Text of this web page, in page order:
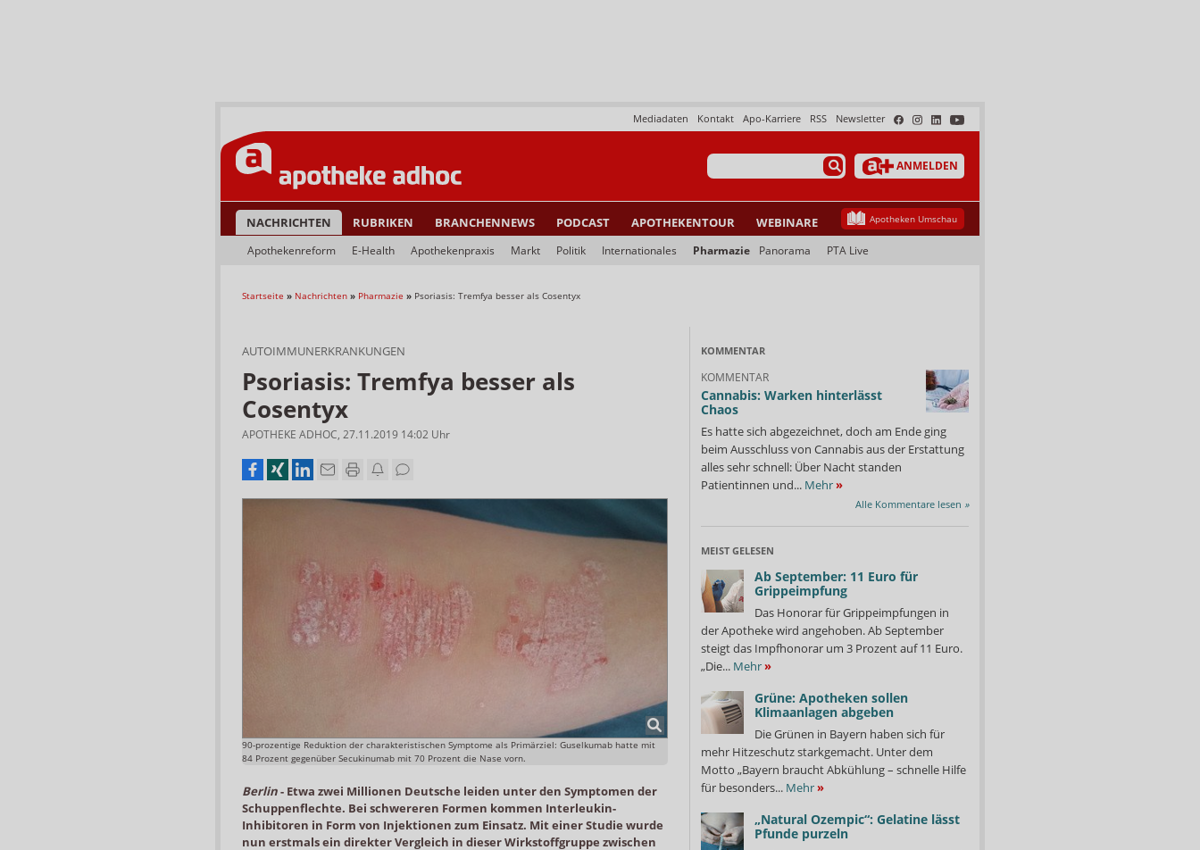
Newsletter
RSS
Apo-Karriere
Kontakt
Mediadaten
ANMELDEN
NACHRICHTEN RUBRIKEN BRANCHENNEWS PODCAST APOTHEKENTOUR WEBINARE Apotheken Umschau
Apothekenreform E-Health Apothekenpraxis Markt Politik Internationales Pharmazie Panorama PTA Live
Startseite » Nachrichten » Pharmazie » Psoriasis: Tremfya besser als Cosentyx
AUTOIMMUNERKRANKUNGEN
Psoriasis: Tremfya besser als
Cosentyx
APOTHEKE ADHOC, 27.11.2019 14:02 Uhr
90-prozentige Reduktion der charakteristischen Symptome als Primärziel: Guselkumab hatte mit
84 Prozent gegenüber Secukinumab mit 70 Prozent die Nase vorn.
Berlin- Etwa zwei Millionen Deutsche leiden unter den Symptomen der
Schuppenflechte. Bei schwereren Formen kommen Interleukin-
Inhibitoren in Form von Injektionen zum Einsatz. Mit einer Studie wurde
nun erstmals ein direkter Vergleich in dieser Wirkstoffgruppe zwischen
KOMMENTAR
KOMMENTAR
Cannabis: Warken hinterlässt
Chaos
Es hatte sich abgezeichnet, doch am Ende ging
beim Ausschluss von Cannabis aus der Erstattung
alles sehr schnell: Über Nacht standen
Patientinnen und... Mehr»
Alle Kommentare lesen »
MEIST GELESEN
Ab September: 11 Euro für
Grippeimpfung
Das Honorar für Grippeimpfungen in
der Apotheke wird angehoben. Ab September
steigt das Impfhonorar um 3 Prozent auf 11 Euro.
„Die... Mehr»
Grüne: Apotheken sollen
Klimaanlagen abgeben
Die Grünen in Bayern haben sich für
mehr Hitzeschutz starkgemacht. Unter dem
Motto „Bayern braucht Abkühlung – schnelle Hilfe
für besonders... Mehr»
„Natural Ozempic“: Gelatine lässt
Pfunde purzeln